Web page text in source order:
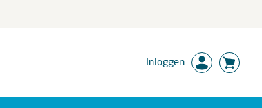
Inloggen